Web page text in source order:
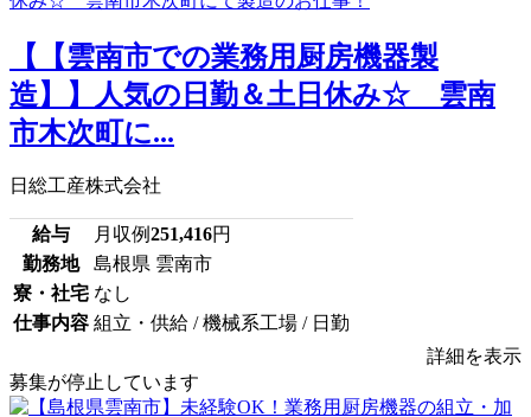
【【雲南市での業務用厨房機器製
造】】人気の日勤＆土日休み☆ 雲南
市木次町に...
日総工産株式会社
給与 月収例251,416円
勤務地
島根県 雲南市
寮・社宅 なし
仕事内容 組立・供給 / 機械系工場 / 日勤
詳細を表示
募集が停止しています